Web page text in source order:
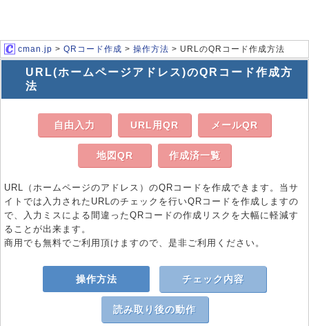
cman.jp > QRコード作成 > 操作方法 > URLのQRコード作成方法
URL(ホームページアドレス)のQRコード作成方
法
自由入力 URL用QR メールQR
地図QR 作成済一覧
URL（ホームページのアドレス）のQRコードを作成できます。当サ
イトでは入力されたURLのチェックを行いQRコードを作成しますの
で、入力ミスによる間違ったQRコードの作成リスクを大幅に軽減す
ることが出来ます。
商用でも無料でご利用頂けますので、是非ご利用ください。
操作方法 チェック内容
読み取り後の動作